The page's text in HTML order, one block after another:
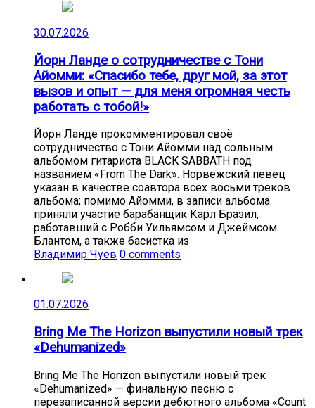
30.07.2026
Йорн Ланде о сотрудничестве с Тони
Айомми: «Спасибо тебе, друг мой, за этот
вызов и опыт — для меня огромная честь
работать с тобой!»
Йорн Ланде прокомментировал своё
сотрудничество с Тони Айомми над сольным
альбомом гитариста BLACK SABBATH под
названием «From The Dark». Норвежский певец
указан в качестве соавтора всех восьми треков
альбома; помимо Айомми, в записи альбома
приняли участие барабанщик Карл Бразил,
работавший с Робби Уильямсом и Джеймсом
Блантом, а также басистка из
Владимир Чуев 0 comments
01.07.2026
Bring Me The Horizon выпустили новый трек
«Dehumanized»
Bring Me The Horizon выпустили новый трек
«Dehumanized» — финальную песню с
перезаписанной версии дебютного альбома «Count